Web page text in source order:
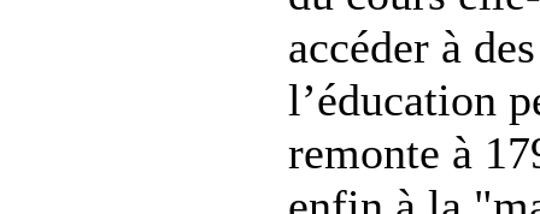
accéder à
l’éducation
remonte à